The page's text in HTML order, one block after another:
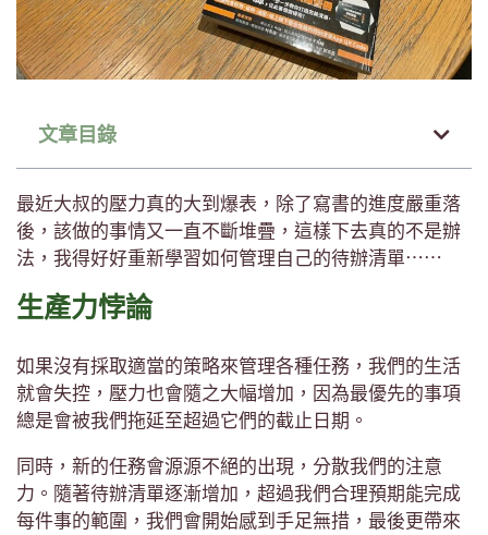
文章目錄
最近大叔的壓力真的大到爆表，除了寫書的進度嚴重落
後，該做的事情又一直不斷堆疊，這樣下去真的不是辦
法，我得好好重新學習如何管理自己的待辦清單⋯⋯
生產力悖論
如果沒有採取適當的策略來管理各種任務，我們的生活
就會失控，壓力也會隨之大幅增加，因為最優先的事項
總是會被我們拖延至超過它們的截止日期。
同時，新的任務會源源不絕的出現，分散我們的注意
力。隨著待辦清單逐漸增加，超過我們合理預期能完成
每件事的範圍，我們會開始感到手足無措，最後更帶來